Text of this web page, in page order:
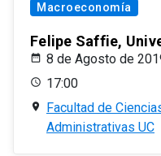
Macroeconomía
Felipe Saffie,
8 de Agosto de
17:00
Facultad de
Administrativas UC